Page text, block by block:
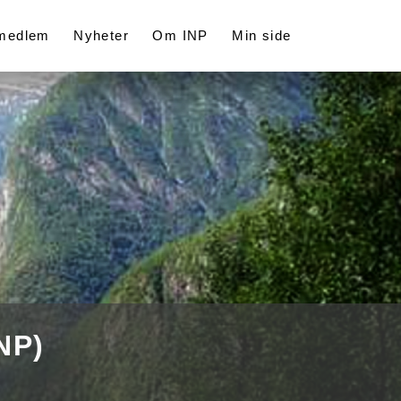
Nyheter Om INP Min side